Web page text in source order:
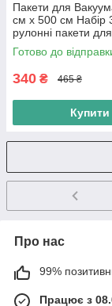
Пакети для
см х 500 см Набір
рулонні пакети для
зберігання їжі
Готово до
340 ₴ 465 ₴
Купити
Про нас
99%
Працює з